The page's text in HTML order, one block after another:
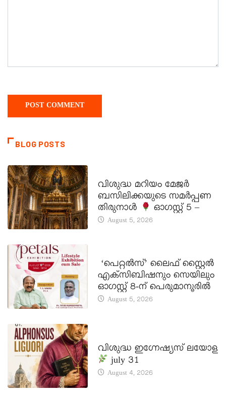
BLOG POSTS
വിശുദ്ധ മറിയം മേജർ
ബസിലിക്കയുടെ സമർപ്പണ
തിരുനാൾ
ഓഗസ്റ്റ് 5 –
August 5, 2026
‘പെറ്റൽസ്’ ലൈഫ് സ്റ്റൈൽ
എക്സിബിഷനും സെയിലും
ഓഗസ്റ്റ് 8-ന് പെരുമാനൂരിൽ
August 5, 2026
വിശുദ്ധ ഇഗ്നേഷ്യസ് ലയോള
july 31
August 4, 2026